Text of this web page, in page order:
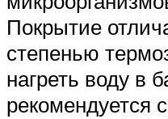
Покрытие
степенью
нагреть воду в
рекомендуется